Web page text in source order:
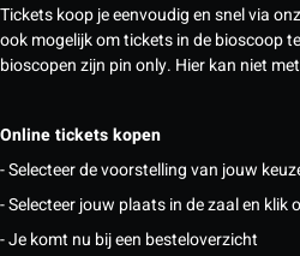
Tickets koop je eenvoudig en snel via
ook mogelijk om tickets in de bioscoop
bioscopen zijn pin only. Hier kan niet
Online tickets kopen
- Selecteer de voorstelling van jouw
- Selecteer jouw plaats in de zaal en klik
- Je komt nu bij een besteloverzicht